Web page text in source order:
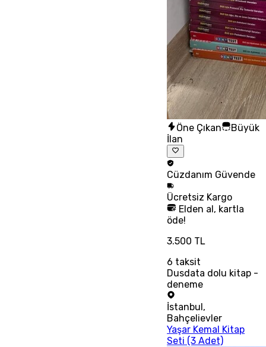
Öne Çıkan
Büyük
İlan
Cüzdanım Güvende
Ücretsiz Kargo
Elden al, kartla
öde!
3.500 TL
6 taksit
Dusdata dolu kitap -
deneme
İstanbul,
Bahçelievler
Yaşar Kemal Kitap
Seti (3 Adet)